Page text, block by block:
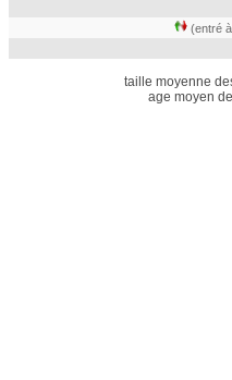
(entré
taille moyenne
age moyen